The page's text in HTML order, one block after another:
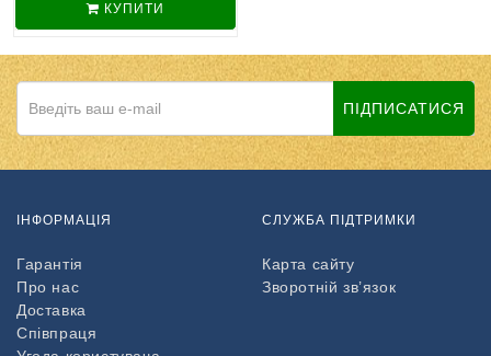
КУПИТИ
ПІДПИСАТИСЯ
ІНФОРМАЦІЯ
Гарантія
Про нас
Доставка
Співпраця
СЛУЖБА ПІДТРИМКИ
Карта сайту
Зворотній зв’язок